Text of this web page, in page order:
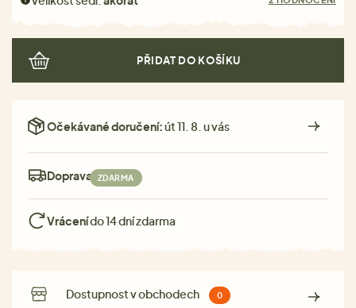
PŘIDAT DO KOŠÍKU
Očekávané doručení:út 11. 8. u vás
Doprava: ZDARMA
Vrácenído 14 dní zdarma
Dostupnost v obchodech 0